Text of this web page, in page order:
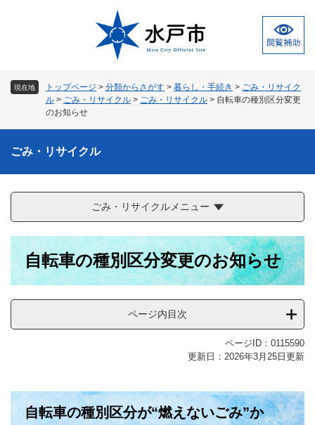
現在地 トップページ > 分類からさがす > 暮らし・手続き > ごみ・リサイク
ル > ごみ・リサイクル > ごみ・リサイクル > 自転車の種別区分変更
のお知らせ
ごみ・リサイクル
ごみ・リサイクルメニュー
自転車の種別区分変更のお知らせ
ページ内目次
ページID：0115590
更新日：2026年3月25日更新
自転車の種別区分が“燃えないごみ”か